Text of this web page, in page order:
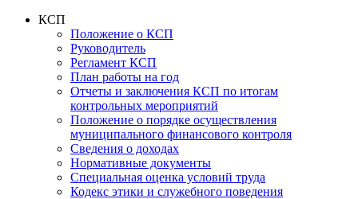
КСП
Положение о КСП
Руководитель
Регламент КСП
План работы на год
Отчеты и заключения КСП по итогам
контрольных мероприятий
Положение о порядке осуществления
муниципального финансового контроля
Сведения о доходах
Нормативные документы
Специальная оценка условий труда
Кодекс этики и служебного поведения